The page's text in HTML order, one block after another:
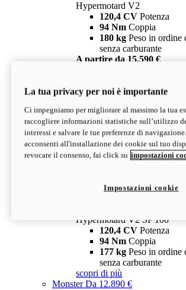
Hypermotard V2
120,4 CV Potenza
94 Nm Coppia
180 kg Peso in ordine
senza carburante
A partire da 15.590 €
V2 SP
Hypermotard V2 SP
120,4 CVPotenza
94 NmCoppia
177 kgPeso in ordine
senza carburante
Depotenziata 35 kW:
configura scopri di più
Hypermotard V2 SP 100
120,4 CV Potenza
94 Nm Coppia
177 kg Peso in ordine
senza carburante
scopri di più
MonsterDa 12.890 €
La tua privacy per noi è importante
Ci impegniamo per migliorare al massimo la tua
raccogliere informazioni statistiche sull’utilizzo
interessi e salvare le tue preferenze di
acconsenti all'installazione dei cookie sul tuo
revocare il consenso, fai click su impostazioni
Impostazioni cookie